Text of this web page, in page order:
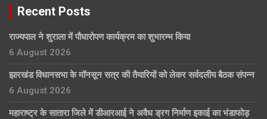
Recent Posts
राज्यपाल ने शुराला में पौधारोपण कार्यक्रम का शुभारम्भ किया
6 August 2026
झारखंड विधानसभा के मॉनसून सत्र की तैयारियों को लेकर सर्वदलीय बैठक संपन्न
6 August 2026
महाराष्ट्र के सातारा जिले में डीआरआई ने अवैध ड्रग निर्माण इकाई का भंडाफोड़